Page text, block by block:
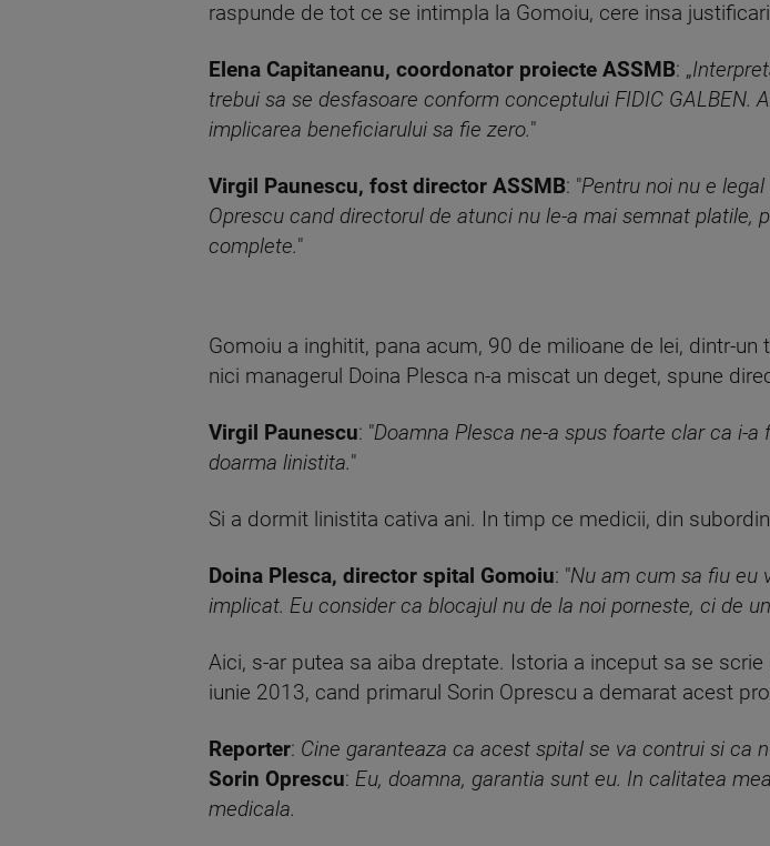
raspunde de tot ce se intimpla la Gomoiu, cere insa
Elena Capitaneanu, coordonator proiecte ASSMB: „
trebui sa se desfasoare conform conceptului FIDIC GALBEN.
implicarea beneficiarului sa fie zero."
Virgil Paunescu, fost director ASSMB: "Pentru noi nu e
Oprescu cand directorul de atunci nu le-a mai semnat platile,
complete."
Gomoiu a inghitit, pana acum, 90 de milioane de lei, dintr-
nici managerul Doina Plesca n-a miscat un deget, spune
Virgil Paunescu: "Doamna Plesca ne-a spus foarte clar ca i-
doarma linistita."
Si a dormit linistita cativa ani. In timp ce medicii, din
Doina Plesca, director spital Gomoiu: "Nu am cum sa fiu eu
implicat. Eu consider ca blocajul nu de la noi porneste, ci de
Aici, s-ar putea sa aiba dreptate. Istoria a inceput sa se
iunie 2013, cand primarul Sorin Oprescu a demarat acest
Reporter: Cine garanteaza ca acest spital se va contrui si ca
Sorin Oprescu: Eu, doamna, garantia sunt eu. In calitatea
medicala.